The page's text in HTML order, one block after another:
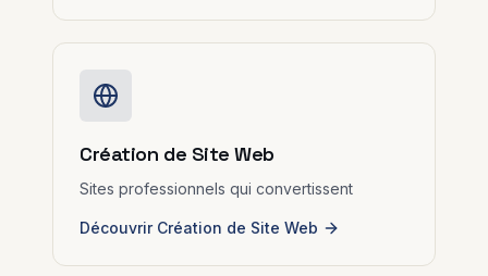
Création de Site Web
Sites professionnels qui convertissent
Découvrir Création de Site Web